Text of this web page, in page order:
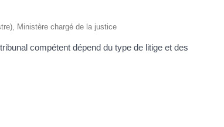
Ministère chargé de la justice
compétent dépend du type de litige et des